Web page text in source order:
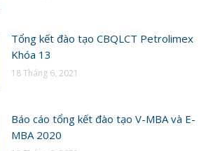
Tổng kết đào tạo CBQLCT Petrolimex
Khóa 13
18 Tháng 6, 2021
Báo cáo tổng kết đào tạo V-MBA và E-
MBA 2020